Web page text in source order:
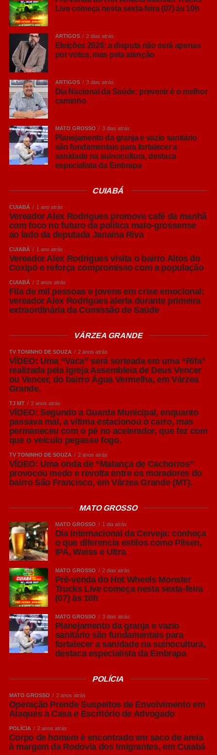
Se anuncia no Google, Facebook ou Instagram, participa
do mesmo leilão de mídia das campanhas eleitorais.
Esse é o ponto que muitos empresários ainda não
perceberam. Candidatos não competem com sua
empresa pelo mesmo cliente. Competem pelo mesmo
espaço de atenção. Como campanhas eleitorais
trabalham com grandes orçamentos, prazos
extremamente curtos e necessidade de alcançar milhões
de eleitores rapidamente, elas elevam naturalmente a
resultado é simples: a publicidade fica mais cara para
todos.
Não se trata de uma previsão ou de uma opinião. É
2022, levantamento divulgado pela CNN Brasil, com
mostrou que o custo por mil impressões (CPM) no
Facebook saltou de R$ 5,03 para R$ 96,71 em apenas
quinze dias após o início oficial da campanha eleitoral,
uma alta superior a 1.800%. Em 2018 e nas eleições
municipais de 2020, o comportamento foi semelhante. A
história mostra que esse movimento não é exceção; é um
padrão.
Leia Também: Dia do Administrador
Existe ainda um fator adicional. Desde janeiro deste ano,
a Meta passou a repassar diretamente aos anunciantes
tributos que antes eram absorvidos pela plataforma,
aumentando em aproximadamente 12,15% o custo
começou 2026 mais cara. Quando a publicidade eleitoral
entrar em peso no leilão, esse aumento estrutural tende a
se somar à pressão natural provocada pela disputa por
atenção.
Outro ponto que merece reflexão é a polarização. Não
pretendo discutir esquerda, direita ou qualquer
posicionamento ideológico. O alerta é outro. Em anos
passionais. Antes de transformar a marca em um
instrumento de posicionamento político, vale refletir sobre
o impacto comercial dessa decisão. Empresas existem
para construir relacionamentos duradouros com clientes
de diferentes perfis. Em muitos mercados, preservar esse
diálogo continua sendo uma decisão estratégica.
Também não podemos esquecer do conteúdo orgânico.
Durante uma eleição, boa parte da atenção das pessoas
migra para notícias, debates e acontecimentos políticos.
Isso significa que as marcas passam a disputar um
espaço muito mais concorrido, mesmo quando não estão
investindo em mídia paga. Produzir conteúdo relevante
agir. Quando o empresário perceber que os custos
aumentaram, a oportunidade de planejamento já terá
passado. As melhores decisões são tomadas antes que o
mercado inteiro esteja reagindo ao mesmo problema.
Live começa nesta sexta-feira (07) às 10h
ARTIGOS 2 dias atrás
Eleições 2026: a disputa não será apenas
por votos, mas pela atenção
ARTIGOS 3 dias atrás
Dia Nacional da Saúde: prevenir é o melhor
caminho
MATO GROSSO 3 dias atrás
Planejamento da granja e vazio sanitário
são fundamentais para fortalecer a
sanidade na suinocultura, destaca
especialista da Embrapa
CUIABÁ
CUIABÁ 1 ano atrás
Vereador Alex Rodrigues promove café da manhã
com foco no futuro da política mato-grossense
ao lado da deputada Janaína Riva
CUIABÁ 1 ano atrás
Vereador Alex Rodrigues visita o bairro Altos do
Coxipó e reforça compromisso com a população
CUIABÁ 2 anos atrás
Fila de mil pessoas e jovens em crise emocional:
vereador Alex Rodrigues alerta durante primeira
extraordinária da Comissão de Saúde
VÁRZEA GRANDE
TV TONINHO DE SOUZA 2 anos atrás
VÍDEO: Uma “Vaca” será sorteada em uma “Rifa”
realizada pela Igreja Assembleia de Deus Vencer
ou Vencer, do bairro Água Vermelha, em Várzea
Grande.
TJ MT 2 anos atrás
VÍDEO: Segundo a Guarda Municipal, enquanto
passava mal, a vítima estacionou o carro, mas
permaneceu com o pé no acelerador, que fez com
que o veículo pegasse fogo.
TV TONINHO DE SOUZA 2 anos atrás
VÍDEO: Uma onda de “Matança de Cachorros”
provocou medo e revolta entre os moradores do
bairro São Francisco, em Várzea Grande (MT).
MATO GROSSO
MATO GROSSO 1 dia atrás
Dia Internacional da Cerveja: conheça
o que diferencia estilos como Pilsen,
IPA, Weiss e Ultra
MATO GROSSO 2 dias atrás
Pré-venda do Hot Wheels Monster
Trucks Live começa nesta sexta-feira
(07) às 10h
MATO GROSSO 3 dias atrás
Planejamento da granja e vazio
sanitário são fundamentais para
fortalecer a sanidade na suinocultura,
destaca especialista da Embrapa
POLÍCIA
MATO GROSSO 2 anos atrás
Operação Prende Suspeitos de Envolvimento em
Ataques a Casa e Escritório de Advogado
POLÍCIA 2 anos atrás
Corpo de homem é encontrado em saco de areia
à margem da Rodovia dos Imigrantes, em Cuiabá